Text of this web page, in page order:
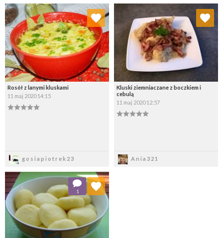
Rosół z lanymi kluskami
11 maj 2020 14:15
gosiapiotrek23
Dodaj do ulubionych
Wybierz listę:
Kluski ziemniaczane z boczkiem i
cebulą
11 maj 2020 12:57
Ania321
Dodaj do ulubionych
Wybierz listę:
1
Dodaj do ulubionych
Wybierz listę: